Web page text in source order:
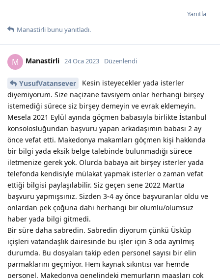
Yanıtla
Manastirli bunu yanıtladı.
M Manastirli 24 Oca 2023 Düzenlendi
YusufVatansever
Kesin isteyecekler yada isterler
diyemiyorum. Size naçizane tavsiyem onlar herhangi birşey
istemediği sürece siz birşey demeyin ve evrak eklemeyin.
Mesela 2021 Eylül ayında göçmen babasıyla birlikte İstanbul
konsolosluğundan başvuru yapan arkadaşımın babası 2 ay
önce vefat etti. Makedonya makamları göçmen kişi hakkında
bir bilgi yada eksik belge talebinde bulunmadığı sürece
iletmenize gerek yok. Olurda babaya ait birşey isterler yada
telefonda kendisiyle mülakat yapmak isterler o zaman vefat
ettiği bilgisi paylaşılabilir. Siz geçen sene 2022 Martta
başvuru yapmışsınız. Sizden 3-4 ay önce başvuranlar oldu ve
onlardan pek çoğuna dahi herhangi bir olumlu/olumsuz
haber yada bilgi gitmedi.
Bir süre daha sabredin. Sabredin diyorum çünkü Üsküp
içişleri vatandaşlık dairesinde bu işler için 3 oda ayrılmış
durumda. Bu dosyaları takip eden personel sayısı bir elin
parmaklarını geçmiyor. Hem kaynak sıkıntısı var hemde
personel. Makedonya genelindeki memurların maaşları çok